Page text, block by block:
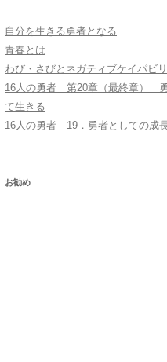
自分を生きる勇者となる
青春とは
わび・さびとネガティブケイパビ
16人の勇者 第20章（最終章）
て生きる
16人の勇者 19．勇者としての成
お勧め